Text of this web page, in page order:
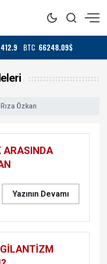
BTC 66248.09$
Özkan
ARASINDA
Yazının Devamı